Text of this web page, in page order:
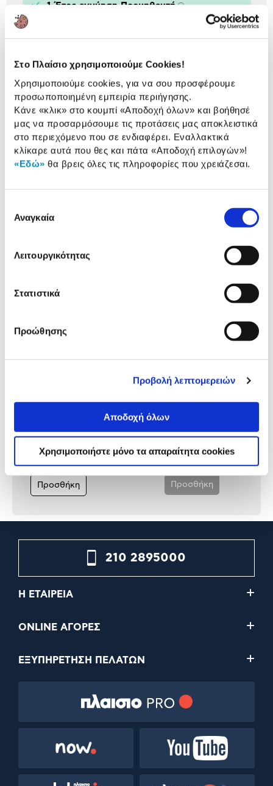
Στο Πλαίσιο χρησιμοποιούμε Cookies!
Χρησιμοποιούμε cookies, για να σου προσφέρουμε
προσωποποιημένη εμπειρία περιήγησης.
Κάνε «κλικ» στο κουμπί «Αποδοχή όλων» και βοήθησέ
μας να προσαρμόσουμε τις προτάσεις μας αποκλειστικά
στο περιεχόμενο που σε ενδιαφέρει. Εναλλακτικά
κλίκαρε αυτά που θες και πάτα «Αποδοχή επιλογών»!
«Εδώ» θα βρεις όλες τις πληροφορίες που χρειάζεσαι.
συγκατάθεσης
Αναγκαία
Λειτουργικότητας
Στατιστικά
Προώθησης
Προβολή λεπτομερειών
Αποδοχή όλων
Χρησιμοποιήστε μόνο τα απαραίτητα cookies
1 Έτος εγγύηση Προμηθευτή
Χαρακτηριστικά
Χρήση:
παρουσίαση
Αναλυτική παρουσίαση
Προδιαγραφές
Χαρακτηριστικά
Αξιολογήσεις
Δες τι κλίκαραν όσοι είδαν το ίδιο
Microsoft Surface Pro
Keyboard + With Slim Pen
Platinum
329,90€
Προσθήκη
Microsoft Surface Pro
12'' Keyboard
179,00€
Προσθήκη
210 2895000
Η ΕΤΑΙΡΕΙΑ
ONLINE ΑΓΟΡΕΣ
ΕΞΥΠΗΡΕΤΗΣΗ ΠΕΛΑΤΩΝ